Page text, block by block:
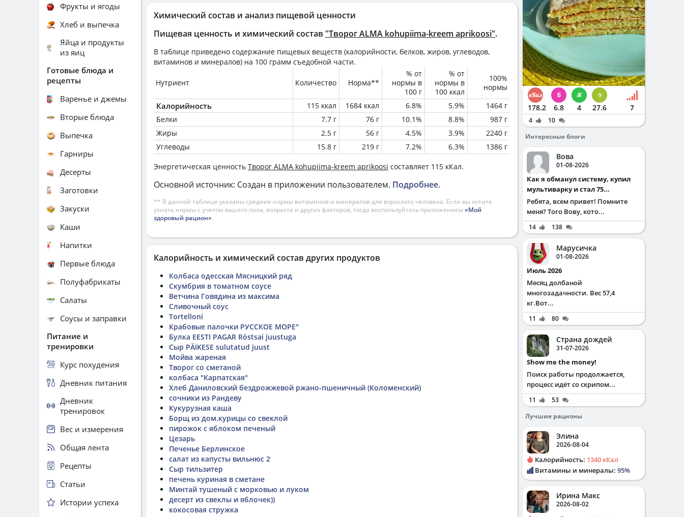
Химический состав и анализ пищевой ценности
Пищевая ценность и химический состав "Творог ALMA kohupiima-kreem aprikoosi".
В таблице приведено содержание пищевых веществ (калорийности, белков, жиров, углеводов,
витаминов и минералов) на 100 грамм съедобной части.
Нутриент Количество Норма**
% от
нормы в
100 г
% от
нормы в
100 ккал
100%
нормы
Калорийность 115 ккал 1684 ккал 6.8% 5.9%
1464 г
Белки
7.7 г 76 г 10.1% 8.8%
987 г
Жиры
2.5 г 56 г 4.5% 3.9%
2240 г
Углеводы
15.8 г 219 г 7.2% 6.3% 1386 г
Энергетическая ценность Творог ALMA kohupiima-kreem aprikoosi составляет 115 кКал.
Основной источник: Создан в приложении пользователем. Подробнее.
** В данной таблице указаны средние нормы витаминов и минералов для взрослого человека. Если вы хотите
узнать нормы с учетом вашего пола, возраста и других факторов, тогда воспользуйтесь приложением «Мой
здоровый рацион».
Калорийность и химический состав других продуктов
Колбаса одесская Мясницкий ряд
Скумбрия в томатном соусе
Ветчина Говядина из максима
Сливочный соус
Tortelloni
Крабовые палочки РУССКОЕ МОРЕ"
Булка EESTI PAGAR Röstsai juustuga
Сыр PÄIKESE sulutatud juust
Мойва жареная
Творог со сметаной
колбаса "Карпатская"
Хлеб Даниловский бездрожжевой ржано-пшеничный (Коломенский)
сочники из Рандеву
Кукурузная каша
Борщ из дом.курицы со свеклой
пирожок с яблоком печеный
Цезарь
Печенье Берлинское
салат из капусты вильнюс 2
Сыр тильзитер
печень куриная в сметане
Минтай тушеный с морковью и луком
десерт из свеклы и яблочек))
кокосовая стружка
Фрукты и ягоды
Хлеб и выпечка
Яйца и продукты
из яиц
Готовые блюда и
рецепты
Варенье и джемы
Вторые блюда
Выпечка
Гарниры
Десерты
Заготовки
Закуски
Каши
Напитки
Первые блюда
Полуфабрикаты
Салаты
Соусы и заправки
Питание и
тренировки
Курс похудения
Дневник питания
Дневник
тренировок
Вес и измерения
Общая лента
Рецепты
Статьи
Истории успеха
178.2 6.8 4 27.6 7
4
10
Интересные блоги
Вова
01-08-2026
Как я обманул систему, купил
мультиварку и стал 75...
Ребята, всем привет! Помните
меня? Того Вову, кото...
14 138
Марусичка
01-08-2026
Июль 2026
Месяц долбаной
многозадачности. Вес 57,4
кг.Вот...
11 80
Страна дождей
31-07-2026
Show me the money!
Поиск работы продолжается,
процесс идёт со скрипом...
11
53
Лучшие рационы
Элина
2026-08-04
Калорийность: 1340 кКал
Витамины и минералы: 95%
Ирина Макс
2026-08-02